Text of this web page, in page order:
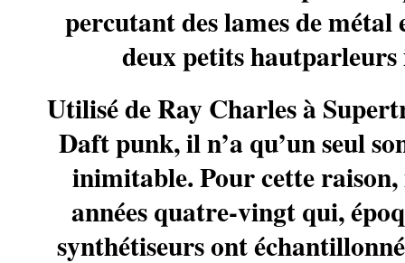
percutant des lames de métal
deux petits
Utilisé de Ray Charles à
Daft punk, il n’a qu’un seul
inimitable. Pour cette
années quatre-vingt qui,
synthétiseurs ont